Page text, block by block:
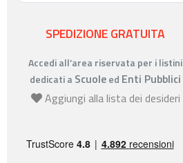
SPEDIZIONE GRATUITA
Accedi all’area riservata per i listini
dedicati a Scuoleed Enti Pubblici
Aggiungi alla lista dei desideri